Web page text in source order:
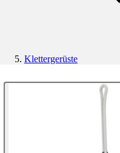
Klettergerüste